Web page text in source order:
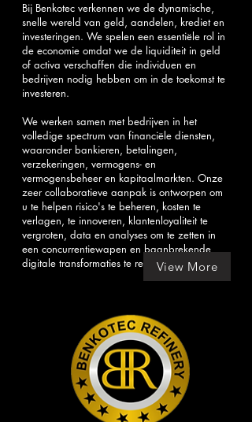
Bij Benkotec verkennen we de dynamische,
snelle wereld van geld, aandelen, krediet en
investeringen. We spelen een essentiële rol in
de economie omdat we de liquiditeit in geld
of activa verschaffen die individuen en
bedrijven nodig hebben om in de toekomst te
investeren.
We werken samen met bedrijven in het
volledige spectrum van financiële diensten,
waaronder bankieren, betalingen,
verzekeringen, vermogens- en
vermogensbeheer en kapitaalmarkten. Onze
zeer collaboratieve aanpak is ontworpen om
u te helpen risico's te beheren, kosten te
verlagen, te innoveren, klantenloyaliteit te
vergroten, data en analyses om te zetten in
een concurrentiewapen en baanbrekende
digitale transformaties te realiseren.View More